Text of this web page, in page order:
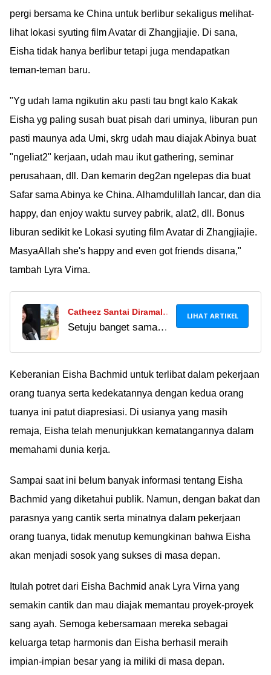
pergi bersama ke China untuk berlibur sekaligus melihat-
lihat lokasi syuting film Avatar di Zhangjiajie. Di sana,
Eisha tidak hanya berlibur tetapi juga mendapatkan
teman-teman baru.
"Yg udah lama ngikutin aku pasti tau bngt kalo Kakak
Eisha yg paling susah buat pisah dari uminya, liburan pun
pasti maunya ada Umi, skrg udah mau diajak Abinya buat
"ngeliat2" kerjaan, udah mau ikut gathering, seminar
perusahaan, dll. Dan kemarin deg2an ngelepas dia buat
Safar sama Abinya ke China. Alhamdulillah lancar, dan dia
happy, dan enjoy waktu survey pabrik, alat2, dll. Bonus
liburan sedikit ke Lokasi syuting film Avatar di Zhangjiajie.
MasyaAllah she's happy and even got friends disana,"
tambah Lyra Virna.
Catheez Santai Diramal
Berumur Pendek: Hidup
Setuju banget sama
lama, tapi seberapa
bermakna. Yuk, isi
hidup kita dengan hal-
LIHAT ARTIKEL
Keberanian Eisha Bachmid untuk terlibat dalam pekerjaan
orang tuanya serta kedekatannya dengan kedua orang
tuanya ini patut diapresiasi. Di usianya yang masih
remaja, Eisha telah menunjukkan kematangannya dalam
memahami dunia kerja.
Sampai saat ini belum banyak informasi tentang Eisha
Bachmid yang diketahui publik. Namun, dengan bakat dan
parasnya yang cantik serta minatnya dalam pekerjaan
orang tuanya, tidak menutup kemungkinan bahwa Eisha
akan menjadi sosok yang sukses di masa depan.
Itulah potret dari Eisha Bachmid anak Lyra Virna yang
semakin cantik dan mau diajak memantau proyek-proyek
sang ayah. Semoga kebersamaan mereka sebagai
keluarga tetap harmonis dan Eisha berhasil meraih
impian-impian besar yang ia miliki di masa depan.